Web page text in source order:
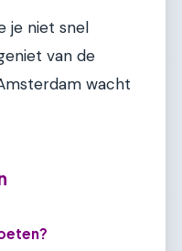
je niet snel
van de
wacht